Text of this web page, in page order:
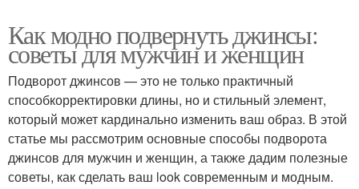
Как модно подвернуть джинсы:
советы для мужчин и женщин
Подворот джинсов — это не только практичный
способкорректировки длины, но и стильный элемент,
который может кардинально изменить ваш образ. В этой
статье мы рассмотрим основные способы подворота
джинсов для мужчин и женщин, а также дадим полезные
советы, как сделать ваш look современным и модным.